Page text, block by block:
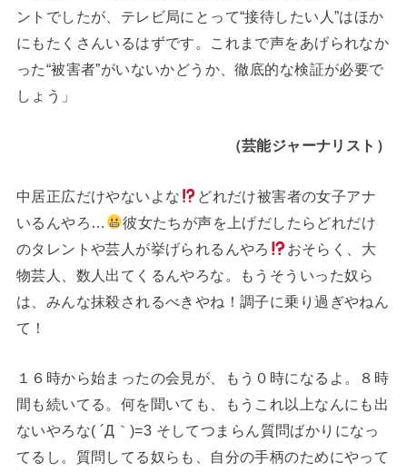
ントでしたが、テレビ局にとって“接待したい人”はほか
にもたくさんいるはずです。これまで声をあげられなか
った“被害者”がいないかどうか、徹底的な検証が必要で
しょう」
（芸能ジャーナリスト）
中居正広だけやないよな
どれだけ被害者の女子アナ
いるんやろ…
彼女たちが声を上げだしたらどれだけ
のタレントや芸人が挙げられるんやろ
おそらく、大
物芸人、数人出てくるんやろな。もうそういった奴ら
は、みんな抹殺されるべきやね！調子に乗り過ぎやねん
て！
１６時から始まったの会見が、もう０時になるよ。８時
間も続いてる。何を聞いても、もうこれ以上なんにも出
ないやろな( ´Д｀)=3 そしてつまらん質問ばかりになっ
てるし。質問してる奴らも、自分の手柄のためにやって